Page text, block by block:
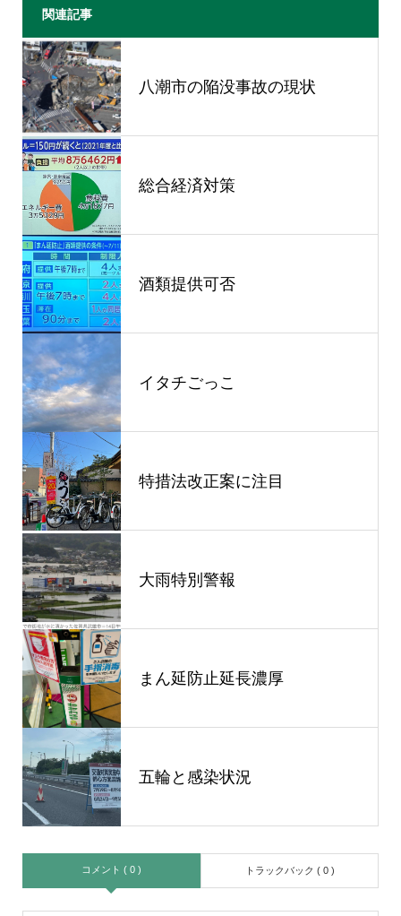
関連記事
八潮市の陥没事故の現状
総合経済対策
酒類提供可否
イタチごっこ
特措法改正案に注目
大雨特別警報
まん延防止延長濃厚
五輪と感染状況
コメント ( 0 ) トラックバック ( 0 )